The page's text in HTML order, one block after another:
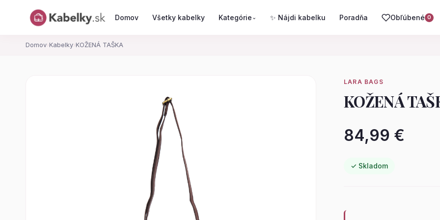
Domov Všetky kabelky Kategórie ⌄ ✨ Nájdi kabelku Poradňa Obľúbené 0
Domov› Kabelky› KOŽENÁ TAŠKA
LARA BAGS
KOŽENÁ
84,99 €
✓ Skladom